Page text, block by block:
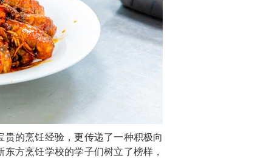
的烹饪经验，更传递了一种积极向
方烹饪学校的学子们树立了榜样，